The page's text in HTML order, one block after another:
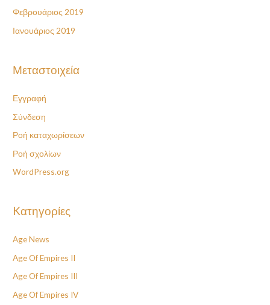
Φεβρουάριος 2019
Ιανουάριος 2019
Μεταστοιχεία
Εγγραφή
Σύνδεση
Ροή καταχωρίσεων
Ροή σχολίων
WordPress.org
Kατηγορίες
Age News
Age Of Empires II
Age Of Empires III
Age Of Empires IV